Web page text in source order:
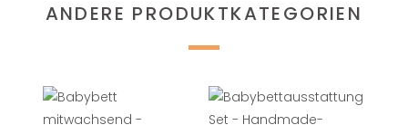
ANDERE PRODUKTKATEGORIEN